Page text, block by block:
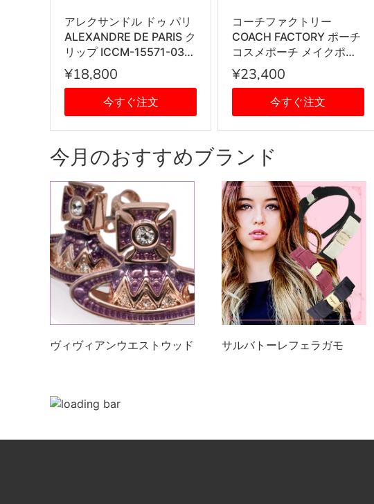
アレクサンドル ドゥ パリ
ALEXANDRE DE PARIS ク
リップ ICCM-15571-03
IVO I1 PINCES VENDOME
ヴァンドーム Mサイズ ス
ワロフスキークリスタル
髪留め レディース アイボ
リー系
¥18,800
今すぐ注文
コーチファクトリー
COACH FACTORY ポーチ
コスメポーチ メイクポー
チ 53385 IMBDX レディ
ース ブラウン系
¥23,400
今すぐ注文
今月のおすすめブランド
ヴィヴィアンウエストウッド サルバトーレフェラガモ